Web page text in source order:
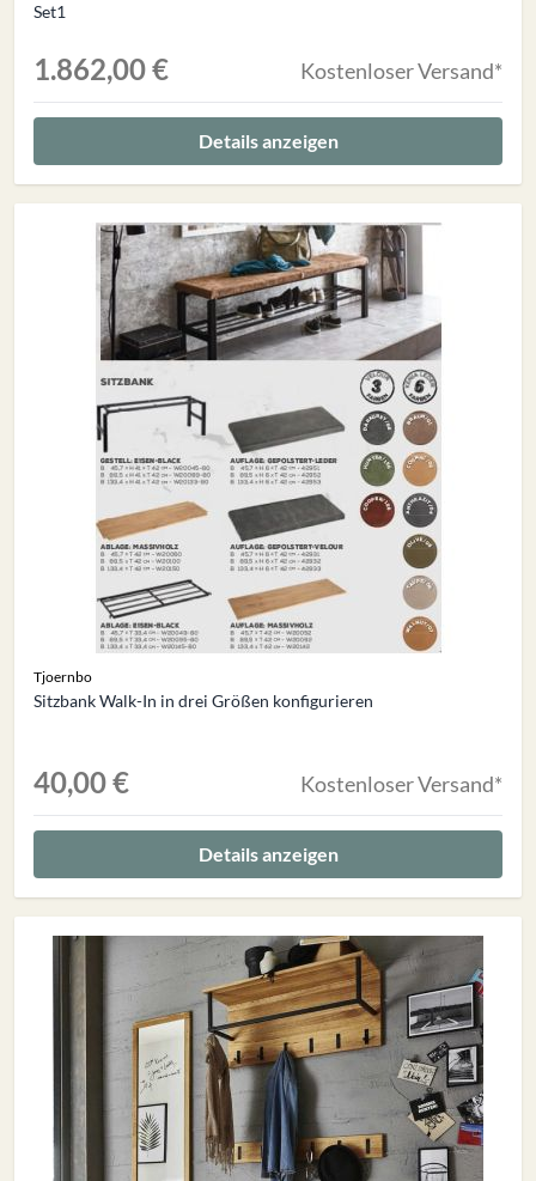
Set1
1.862,00 € Kostenloser Versand*
Details anzeigen
Tjoernbo
Sitzbank Walk-In in drei Größen konfigurieren
40,00 € Kostenloser Versand*
Details anzeigen